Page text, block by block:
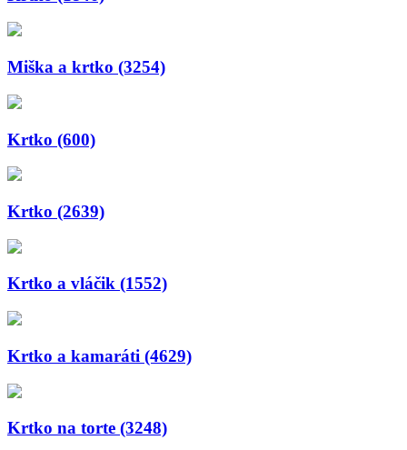
Miška a krtko (3254)
Krtko (600)
Krtko (2639)
Krtko a vláčik (1552)
Krtko a kamaráti (4629)
Krtko na torte (3248)